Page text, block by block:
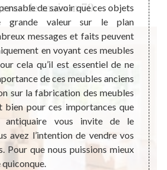
de maison 79
de savoir que ces objets
grande valeur sur le plan
messages et faits peuvent
en voyant ces meubles
cela qu’il est essentiel de ne
de ces meubles anciens
sur la fabrication des meubles
bien pour ces importances que
antiquaire vous invite de le
avez l’intention de vendre vos
Pour que nous puissions mieux
quiconque.
une
la